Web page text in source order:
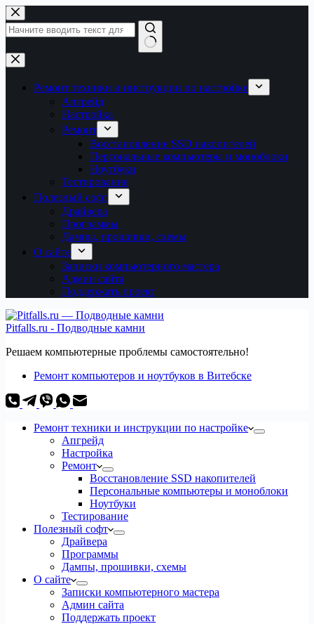
Перейти
к
сути
Ничего
не
найденоРемонт техники и инструкции по настройке
Апгрейд
Настройка
Ремонт
Восстановление SSD накопителей
Персональные компьютеры и моноблоки
Ноутбуки
Тестирование
Полезный софт
Драйвера
Программы
Дампы, прошивки, схемы
О сайте
Записки компьютерного мастера
Админ сайта
Поддержать проект
Pitfalls.ru - Подводные камни
Решаем компьютерные проблемы самостоятельно!
Ремонт компьютеров и ноутбуков в Витебске
Ремонт техники и инструкции по настройке
Апгрейд
Настройка
Ремонт
Восстановление SSD накопителей
Персональные компьютеры и моноблоки
Ноутбуки
Тестирование
Полезный софт
Драйвера
Программы
Дампы, прошивки, схемы
О сайте
Записки компьютерного мастера
Админ сайта
Поддержать проект